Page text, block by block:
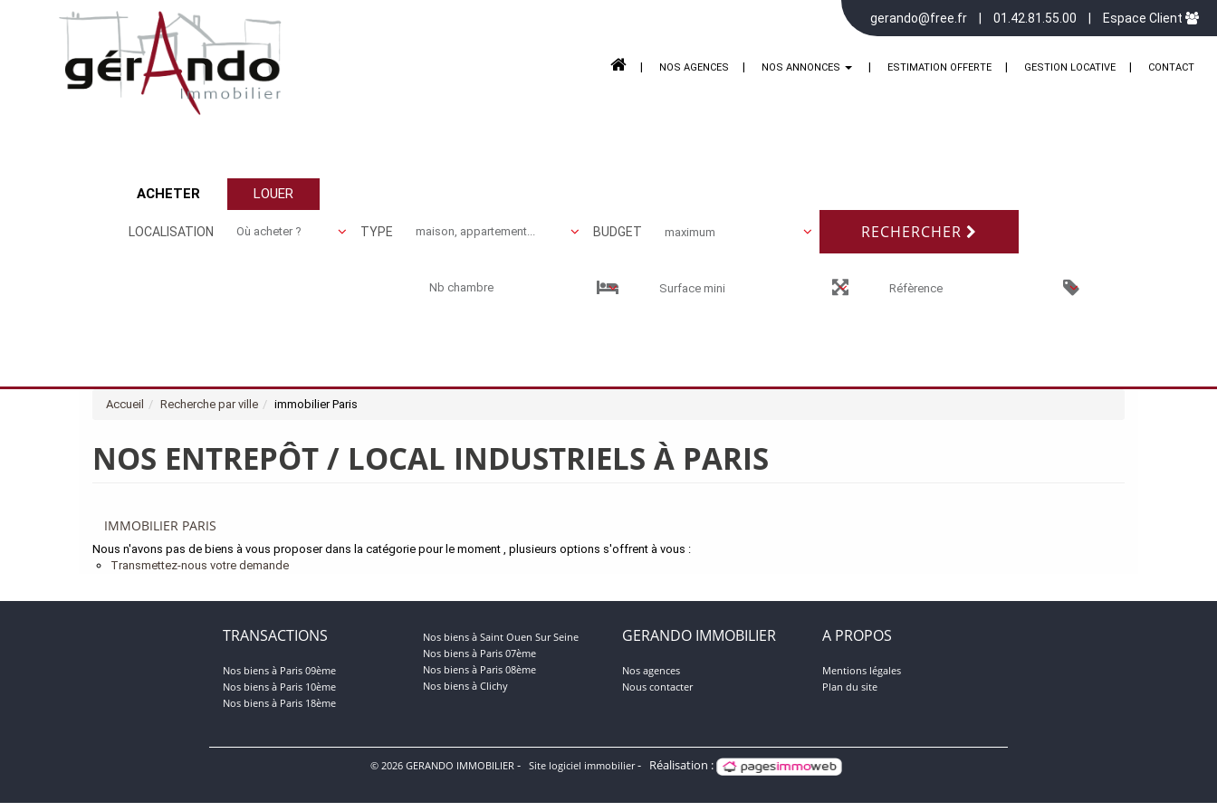
gerando@free.fr 01.42.81.55.00 Espace Client
NOS AGENCES NOS ANNONCES ESTIMATION OFFERTE GESTION LOCATIVE CONTACT
ACHETER LOUER
LOCALISATION TYPE BUDGET RECHERCHER
Accueil Recherche par ville immobilier Paris
NOS ENTREPÔT / LOCAL INDUSTRIELS À PARIS
IMMOBILIER PARIS
Nous n'avons pas de biens à vous proposer dans la catégorie pour le moment , plusieurs options s'offrent à vous :
Transmettez-nous votre demande
TRANSACTIONS
Nos biens à Paris 09ème
Nos biens à Paris 10ème
Nos biens à Paris 18ème
Nos biens à Saint Ouen Sur Seine
Nos biens à Paris 07ème
Nos biens à Paris 08ème
Nos biens à Clichy
GERANDO IMMOBILIER
Nos agences
Nous contacter
A PROPOS
Mentions légales
Plan du site
© 2026 GERANDO IMMOBILIER Site logiciel immobilier Réalisation :